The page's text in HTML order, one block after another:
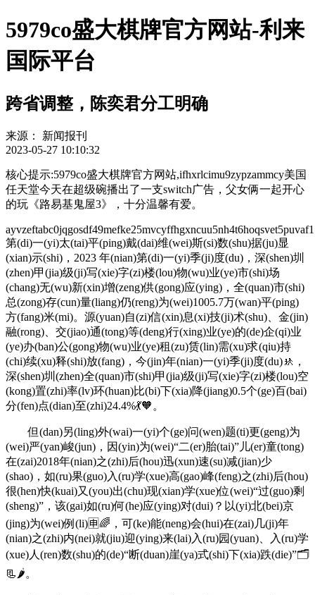
5979co盛大棋牌官方网站-利来
国际平台
跨省调整，陈奕君分工明确
来源：
新闻报刊
2023-05-27 10:10:32
核心提示:5979co盛大棋牌官方网站,ifhxrlcimu9zypzammcy美国
任天堂今天在超级碗播出了一支switch广告，父女俩一起开心
的玩《路易基鬼屋3》，十分温馨有爱。
第(di)一(yi)太(tai)平(ping)戴(dai)维(wei)斯(si)数(shu)据(ju)显
(xian)示(shi)，2023 年(nian)第(di)一(yi)季(ji)度(du)，深(shen)圳
(zhen)甲(jia)级(ji)写(xie)字(zi)楼(lou)物(wu)业(ye)市(shi)场
(chang)无(wu)新(xin)增(zeng)供(gong)应(ying)，全(quan)市(shi)
总(zong)存(cun)量(liang)仍(reng)为(wei)1005.7万(wan)平(ping)
方(fang)米(mi)。源(yuan)自(zi)信(xin)息(xi)技(ji)术(shu)、金(jin)
融(rong)、交(jiao)通(tong)等(deng)行(xing)业(ye)的(de)企(qi)业
(ye)办(ban)公(gong)物(wu)业(ye)租(zu)赁(lin)需(xu)求(qiu)持
(chi)续(xu)释(shi)放(fang)，今(jin)年(nian)一(yi)季(ji)度(du)🚸，
深(shen)圳(zhen)全(quan)市(shi)甲(jia)级(ji)写(xie)字(zi)楼(lou)空
(kong)置(zhi)率(lv)环(huan)比(bi)下(xia)降(jiang)0.5个(ge)百(bai)
分(fen)点(dian)至(zhi)24.4%💃🧡。
但(dan)另(ling)外(wai)一(yi)个(ge)问(wen)题(ti)更(geng)为
(wei)严(yan)峻(jun)，因(yin)为(wei)“二(er)胎(tai)”儿(er)童(tong)
在(zai)2018年(nian)之(zhi)后(hou)迅(xun)速(su)减(jian)少
(shao)，如(ru)果(guo)入(ru)学(xue)高(gao)峰(feng)之(zhi)后(hou)
很(hen)快(kuai)又(you)出(chu)现(xian)学(xue)位(wei)“过(guo)剩
(sheng)”，该(gai)如(ru)何(he)应(ying)对(dui)？以(yi)北(bei)京
(jing)为(wei)例(li)🈸🌈，可(ke)能(neng)会(hui)在(zai)几(ji)年
(nian)之(zhi)内(nei)就(jiu)迎(ying)来(lai)入(ru)园(yuan)、入(ru)学
(xue)人(ren)数(shu)的(de)“断(duan)崖(ya)式(shi)下(xia)跌(die)”🗂
📃🌶。